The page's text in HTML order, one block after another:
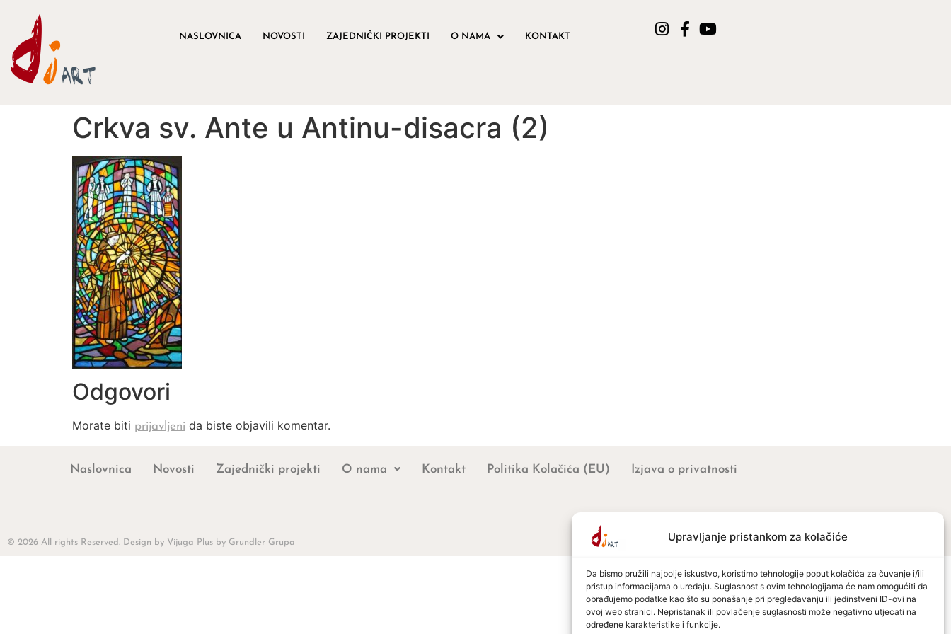
Upravljanje pristankom za kolačiće
Da bismo pružili najbolje iskustvo, koristimo tehnologije poput kolačića za čuvanje i/ili
pristup informacijama o uređaju. Suglasnost s ovim tehnologijama će nam omogućiti da
obrađujemo podatke kao što su ponašanje pri pregledavanju ili jedinstveni ID-ovi na
ovoj web stranici. Nepristanak ili povlačenje suglasnosti može negativno utjecati na
određene karakteristike i funkcije.
NASLOVNICA NOVOSTI ZAJEDNIČKI PROJEKTI O NAMA KONTAKT
Crkva sv. Ante u Antinu-disacra (2)
Odgovori
Morate biti prijavljeni da biste objavili komentar.
Naslovnica Novosti Zajednički projekti O nama Kontakt Politika Kolačića (EU) Izjava o privatnosti
© 2026 All rights Reserved. Design by Vijuga Plus by Grundler Grupa